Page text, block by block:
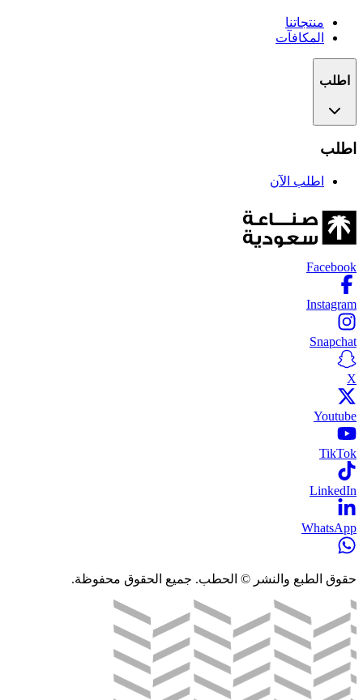
منتجاتنا
المكافآت
اطلب
اطلب
اطلب الآن
Facebook
Instagram
Snapchat
X
Youtube
TikTok
LinkedIn
WhatsApp
حقوق الطبع والنشر © الحطب. جميع الحقوق محفوظة.